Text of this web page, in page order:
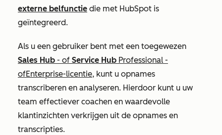
externe belfunctie die met HubSpot is
geïntegreerd.
Als u een gebruiker bent met een toegewezen
Sales Hub - of Service Hub Professional -
ofEnterprise-licentie, kunt u opnames
transcriberen en analyseren. Hierdoor kunt u uw
team effectiever coachen en waardevolle
klantinzichten verkrijgen uit de opnames en
transcripties.